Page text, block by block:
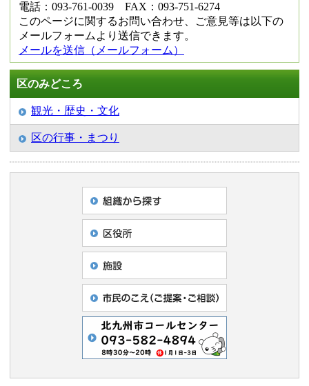
電話：093-761-0039 FAX：093-751-6274
このページに関するお問い合わせ、ご意見等は以下の
メールフォームより送信できます。
メールを送信（メールフォーム）
区のみどころ
観光・歴史・文化
区の行事・まつり